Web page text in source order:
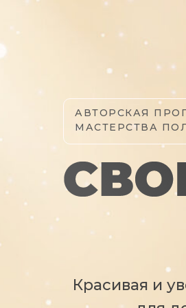
АВТОРСКАЯ
МАСТЕРСТВА
Красивая и